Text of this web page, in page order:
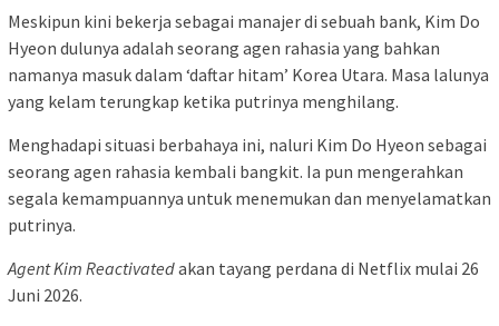
Meskipun kini bekerja sebagai manajer di sebuah bank, Kim Do
Hyeon dulunya adalah seorang agen rahasia yang bahkan
namanya masuk dalam ‘daftar hitam’ Korea Utara. Masa lalunya
yang kelam terungkap ketika putrinya menghilang.
Menghadapi situasi berbahaya ini, naluri Kim Do Hyeon sebagai
seorang agen rahasia kembali bangkit. Ia pun mengerahkan
segala kemampuannya untuk menemukan dan menyelamatkan
putrinya.
Agent Kim Reactivatedakan tayang perdana di Netflix mulai 26
Juni 2026.